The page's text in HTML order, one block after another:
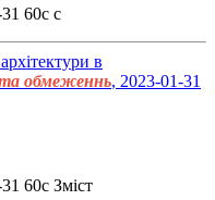
в
та обмеженнь, 2023-01-31